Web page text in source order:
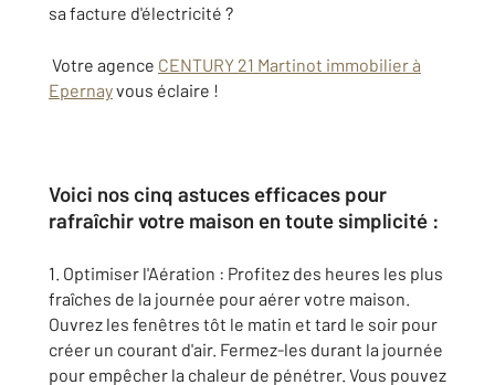
sa facture d'électricité ?
Votre agence CENTURY 21 Martinot immobilier à
Epernayvous éclaire !
Voici nos cinq astuces efficaces pour
rafraîchir votre maison en toute simplicité :
1. Optimiser l'Aération : Profitez des heures les plus
fraîches de la journée pour aérer votre maison.
Ouvrez les fenêtres tôt le matin et tard le soir pour
créer un courant d'air. Fermez-les durant la journée
pour empêcher la chaleur de pénétrer. Vous pouvez